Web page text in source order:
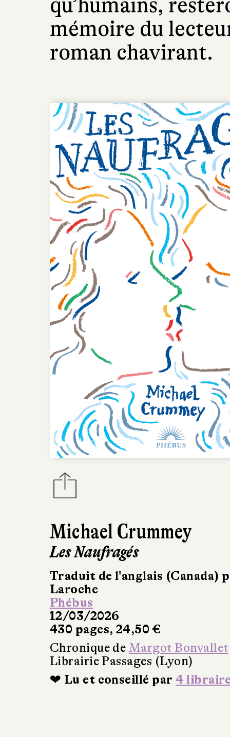
Michael Crummey
Les Naufragés
Traduit de l'anglais (Canada)
Laroche
Phébus
12/03/2026
430 pages, 24,50 €
Chronique de Margot Bonvallet
Librairie Passages (Lyon)
❤ Lu et conseillé par 4
qu’humains,
mémoire du
roman chavirant.